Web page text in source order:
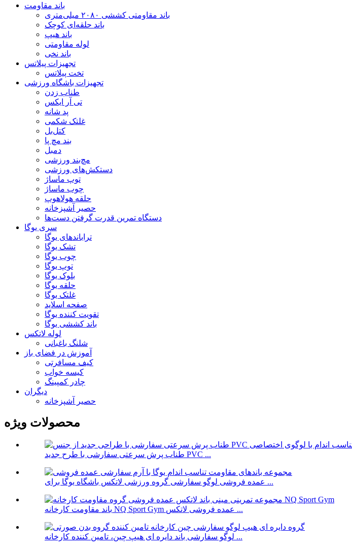
باند مقاومت
باند مقاومتی کششی ۲۰۸۰ میلی‌متری
باند حلقه‌ای کوچک
باند هیپ
لوله مقاومتی
باند نخی
تجهیزات پیلاتس
تخت پیلاتس
تجهیزات باشگاه ورزشی
طناب زدن
تی آر ایکس
پد شانه
غلتک شکمی
کتل‌بل
بند مچ پا
دمبل
مچ‌بند ورزشی
دستکش‌های ورزشی
توپ ماساژ
چوب ماساژ
حلقه هولاهوپ
حصیر آشپزخانه
دستگاه تمرین قدرت گرفتن دست‌ها
سری یوگا
تراباندهای یوگا
تشک یوگا
چوب یوگا
توپ یوگا
بلوک یوگا
حلقه یوگا
غلتک یوگا
صفحه اسلاید
تقویت کننده یوگا
باند کششی یوگا
لوله لاتکس
شلنگ باغبانی
آموزش در فضای باز
کیف مسافرتی
کیسه خواب
چادر کمپینگ
دیگران
حصیر آشپزخانه
محصولات ویژه
طناب پرش سرعتی سفارشی با طرح جدید PVC ...
عمده فروشی لوگو سفارشی گروه ورزشی لاتکس باشگاه یوگا برای ...
باند مقاومت کارخانه NQ Sport Gym عمده فروشی لاتکس ...
لوگو سفارشی باند دایره ای هیپ چین، تامین کننده کارخانه ...